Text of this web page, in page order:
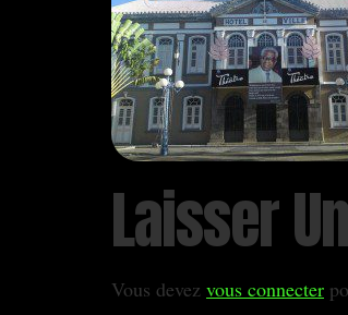
Laisser
Vous devez vous connecter